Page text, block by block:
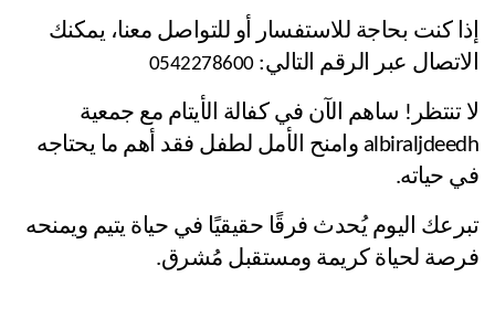
الاتصال عبر الرقم التالي: 0542278600
في حياته.
فرصة لحياة كريمة ومستقبل مُشرق.